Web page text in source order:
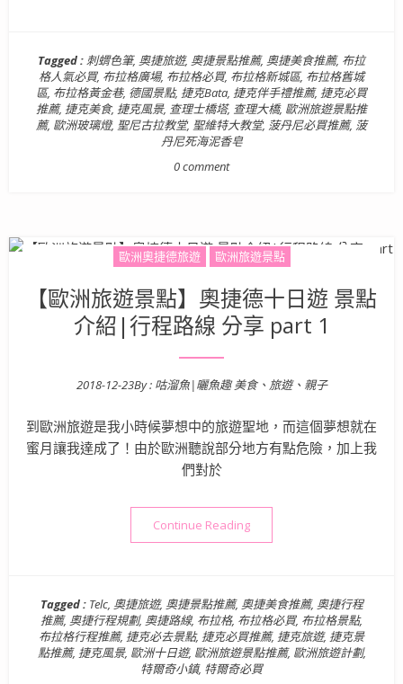
Tagged :刺蝟色筆, 奧捷旅遊, 奧捷景點推薦, 奧捷美食推薦, 布拉
格人氣必買, 布拉格廣場, 布拉格必買, 布拉格新城區, 布拉格舊城
區, 布拉格黃金巷, 德國景點, 捷克Bata, 捷克伴手禮推薦, 捷克必買
推薦, 捷克美食, 捷克風景, 查理士橋塔, 查理大橋, 歐洲旅遊景點推
薦, 歐洲玻璃燈, 聖尼古拉教堂, 聖維特大教堂, 菠丹尼必買推薦, 菠
丹尼死海泥香皂
0 comment
歐洲奧捷德旅遊 歐洲旅遊景點
【歐洲旅遊景點】奧捷德十日遊 景點
介紹|行程路線 分享 part 1
Posted on
2018-12-23By : 咕溜魚|曬魚趣 美食、旅遊、親子
到歐洲旅遊是我小時候夢想中的旅遊聖地，而這個夢想就在
蜜月讓我達成了！由於歐洲聽說部分地方有點危險，加上我
們對於
Continue Reading“【歐洲旅遊景點】奧捷德十
Tagged : Telc, 奧捷旅遊, 奧捷景點推薦, 奧捷美食推薦, 奧捷行程
推薦, 奧捷行程規劃, 奧捷路線, 布拉格, 布拉格必買, 布拉格景點,
布拉格行程推薦, 捷克必去景點, 捷克必買推薦, 捷克旅遊, 捷克景
點推薦, 捷克風景, 歐洲十日遊, 歐洲旅遊景點推薦, 歐洲旅遊計劃,
特爾奇小鎮, 特爾奇必買